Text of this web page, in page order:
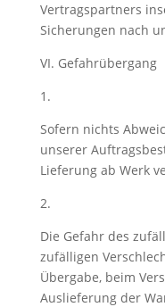
Vertragspartners
Sicherungen nach
VI. Gefahrübergang
1.
Sofern nichts
unserer
Lieferung ab Werk
2.
Die Gefahr des
zufälligen
Übergabe, beim
Auslieferung der